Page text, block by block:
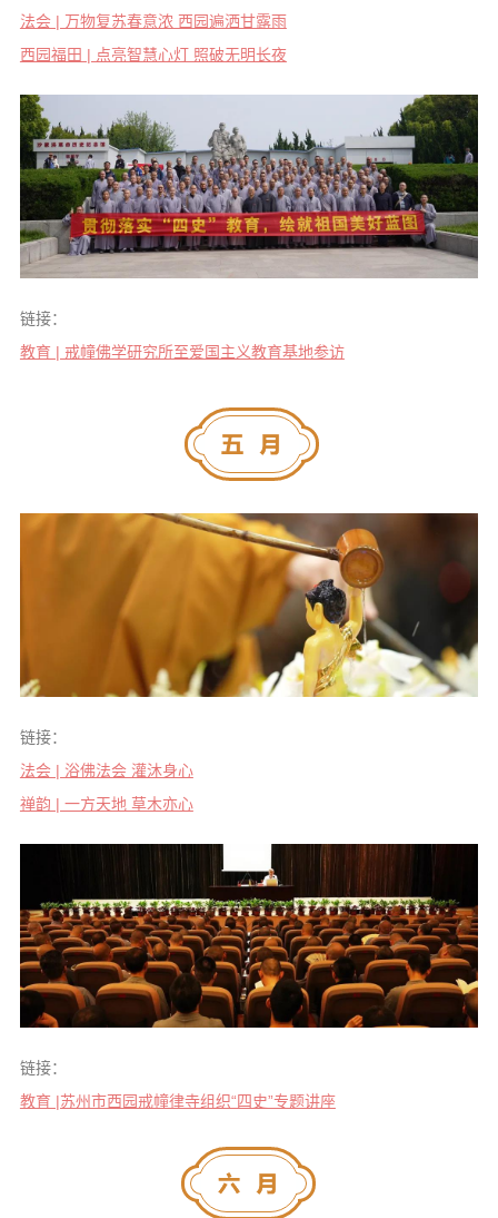
法会 | 万物复苏春意浓 西园遍洒甘露雨
西园福田 | 点亮智慧心灯 照破无明长夜
链接：
教育 | 戒幢佛学研究所至爱国主义教育基地参访
链接：
法会 | 浴佛法会 灌沐身心
禅韵 | 一方天地 草木亦心
链接：
教育 |苏州市西园戒幢律寺组织“四史”专题讲座